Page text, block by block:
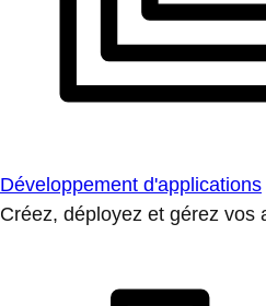
Développement d'applications
Créez, déployez et gérez vos